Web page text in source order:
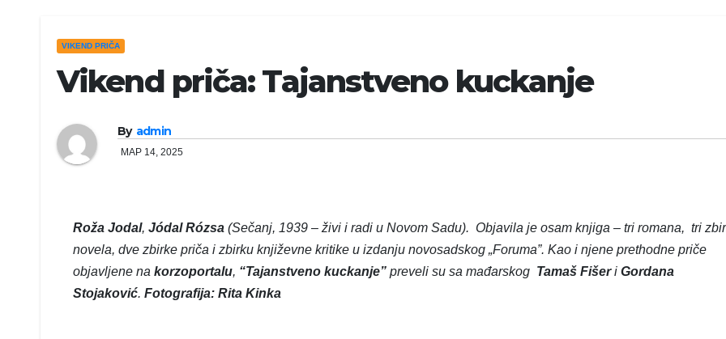
VIKEND PRIČA
Vikend priča: Tajanstveno kuckanje
By admin
МАР 14, 2025
Roža Jodal, Jódal Rózsa (Sečanj, 1939 – živi i radi u Novom Sadu). Objavila je osam knjiga – tri romana, tri
novela, dve zbirke priča i zbirku književne kritike u izdanju novosadskog „Foruma”. Kao i njene prethodne priče
objavljene na korzoportalu, “Tajanstveno kuckanje” preveli su sa mađarskog Tamaš Fišeri Gordana
Stojaković. Fotografija: Rita Kinka